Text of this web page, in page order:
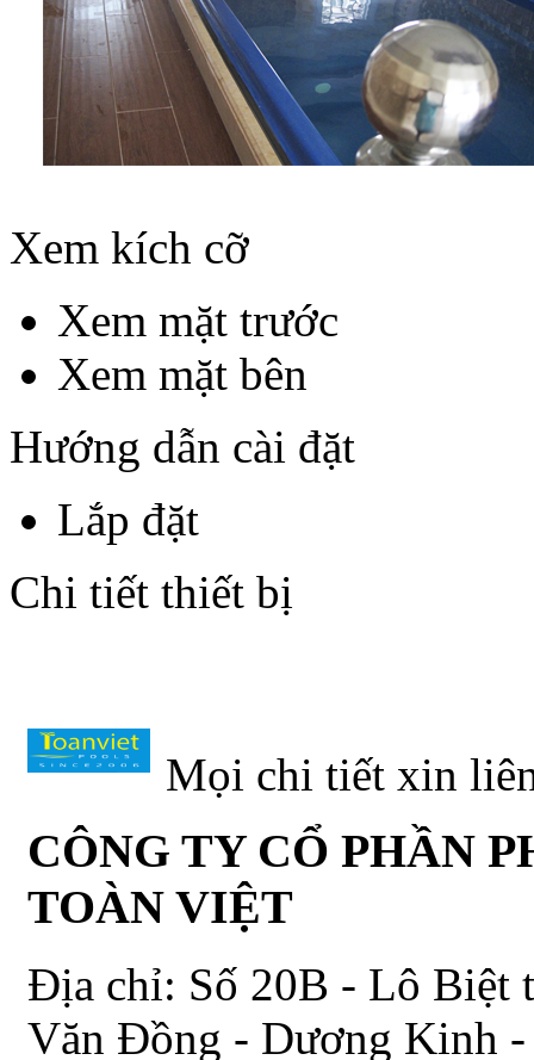
Xem kích cỡ
Xem mặt trước
Xem mặt bên
Hướng dẫn cài đặt
Lắp đặt
Chi tiết thiết bị
Mọi chi tiết xin
CÔNG TY CỔ PHẦN
TOÀN VIỆT
Địa chỉ: Số 20B - Lô Biệt
Văn Đồng - Dương Kinh -